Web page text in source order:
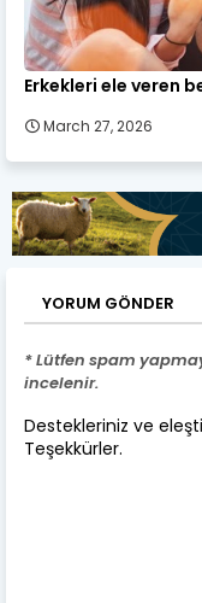
Erkekleri ele veren
March 27, 2026
YORUM GÖNDER
* Lütfen spam
incelenir.
Destekleriniz ve
Teşekkürler.